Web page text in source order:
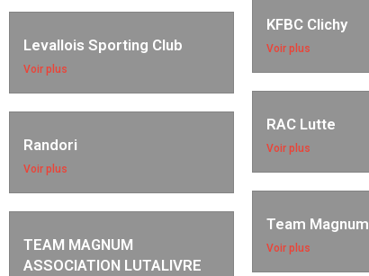
KFBC Clichy
Voir plus
Levallois Sporting Club
Voir plus
RAC Lutte
Voir plus
Randori
Voir plus
Team Magnum
Voir plus
TEAM MAGNUM
ASSOCIATION LUTALIVRE